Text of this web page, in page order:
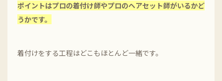
ポイントはプロの着付け師やプロのヘアセット師がいるかど
うかです。
着付けをする工程はどこもほとんど一緒です。